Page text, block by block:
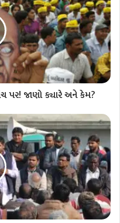
પર! જાણો ક્યારે અને કેમ?